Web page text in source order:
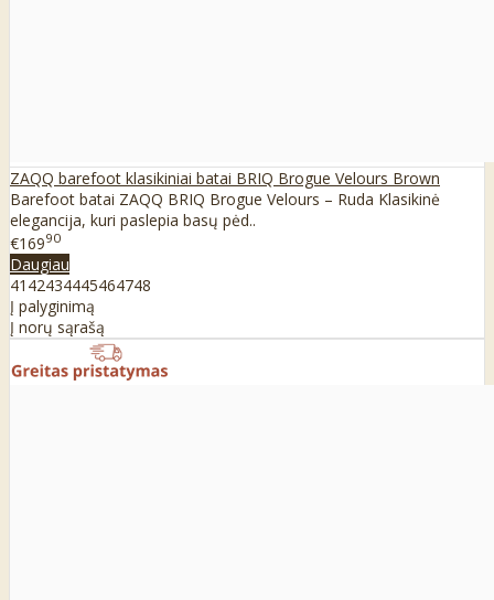
ZAQQ barefoot klasikiniai batai BRIQ Brogue Velours Brown
Barefoot batai ZAQQ BRIQ Brogue Velours – Ruda Klasikinė
elegancija, kuri paslepia basų pėd..
€16990
Daugiau
41 42434445464748
Į palyginimą
Į norų sąrašą